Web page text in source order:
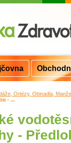
Ortézy, Obinadla,
- ...
-